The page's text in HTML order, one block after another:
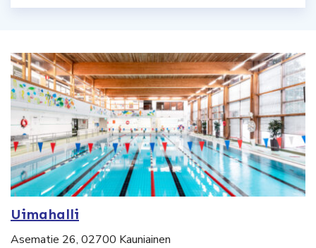
Uimahalli
Asematie 26, 02700 Kauniainen